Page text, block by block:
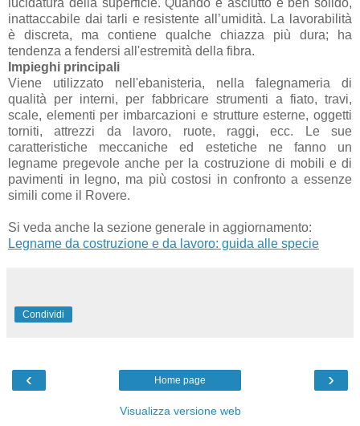
lucidatura della superficie. Quando è asciutto è ben solido,
inattaccabile dai tarli e resistente all’umidità. La lavorabilità
è discreta, ma contiene qualche chiazza più dura; ha
tendenza a fendersi all'estremità della fibra.
Impieghi principali
Viene utilizzato nell'ebanisteria, nella falegnameria di
qualità per interni, per fabbricare strumenti a fiato, travi,
scale, elementi per imbarcazioni e strutture esterne, oggetti
torniti, attrezzi da lavoro, ruote, raggi, ecc. Le sue
caratteristiche meccaniche ed estetiche ne fanno un
legname pregevole anche per la costruzione di mobili e di
pavimenti in legno, ma più costosi in confronto a essenze
simili come il Rovere.
Si veda anche la sezione generale in aggiornamento:
Legname da costruzione e da lavoro: guida alle specie
Condividi
‹ ›
Home page
Visualizza versione web